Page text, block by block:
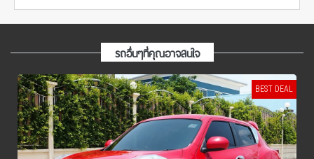
รถอื่นๆที่คุณอาจสนใจ
BEST DEAL